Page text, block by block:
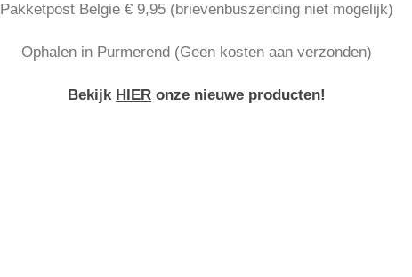
Pakketpost Belgie € 9,95 (brievenbuszending niet mogelijk)
Ophalen in Purmerend (Geen kosten aan verzonden)
Bekijk HIER onze nieuwe producten!